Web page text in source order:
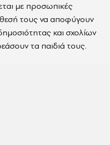
με προσωπικές
τους να αποφύγουν
και σχολίων
τα παιδιά τους.